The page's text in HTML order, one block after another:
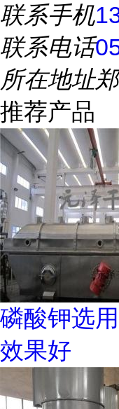
联系手机
联系电话
所在地址
推荐产品
磷酸钾选
效果好